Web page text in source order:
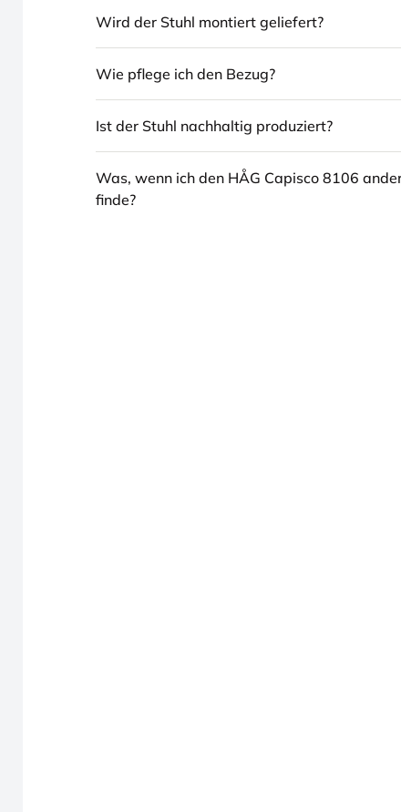
Wird der Stuhl montiert geliefert?
Wie pflege ich den Bezug?
Ist der Stuhl nachhaltig produziert?
Was, wenn ich den HÅG Capisco 8106
finde?